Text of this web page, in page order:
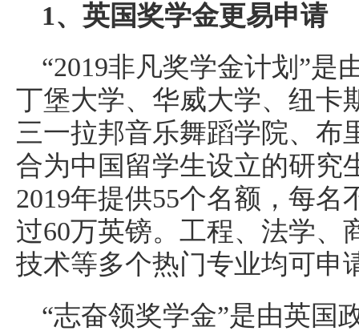
1、英国奖学金更易申请
“2019非凡奖学金计划”是
丁堡大学、华威大学、纽卡
三一拉邦音乐舞蹈学院、布
合为中国留学生设立的研究
2019年提供55个名额，每
过60万英镑。工程、法学、
技术等多个热门专业均可申
“志奋领奖学金”是由英国